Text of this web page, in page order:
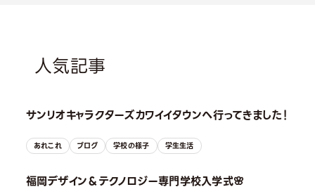
人気記事
サンリオキャラクターズカワイイタウンへ行ってきました！
あれこれ ブログ 学校の様子 学生生活
福岡デザイン＆テクノロジー専門学校入学式🌸